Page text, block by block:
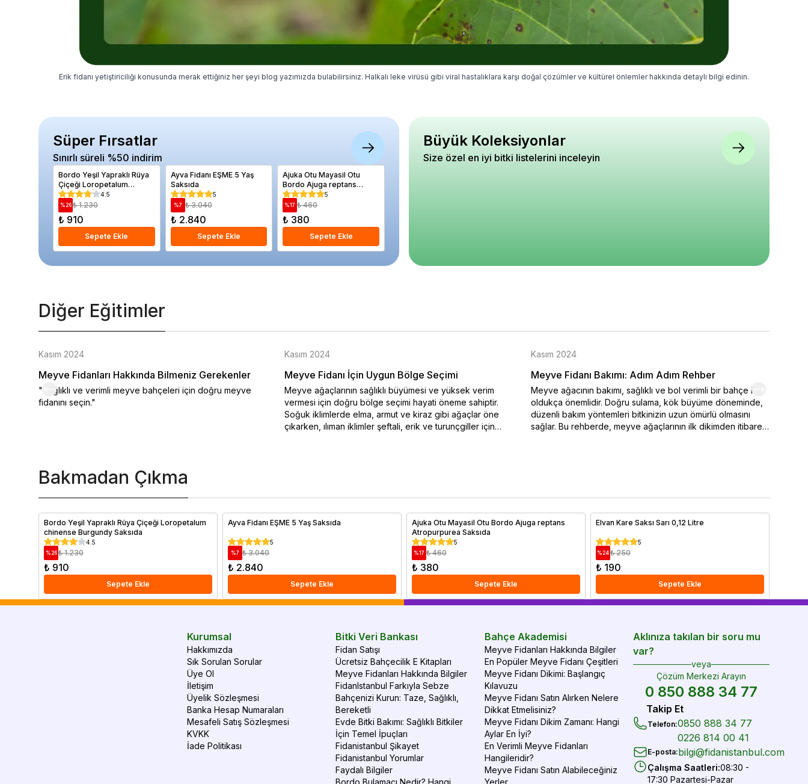
Erik fidanı yetiştiriciliği konusunda merak ettiğiniz her şeyi blog yazımızda bulabilirsiniz. Halkalı leke virüsü gibi viral hastalıklara karşı doğal çözümler ve kültürel önlemler hakkında detaylı bilgi edinin.
Süper Fırsatlar
Sınırlı süreli %50 indirim
Bordo Yeşil Yapraklı Rüya
Çiçeği Loropetalum
chinense Burgundy
Saksıda
4.5
% 26 ₺ 1.230
₺ 910
Sepete Ekle
Ayva Fidanı EŞME 5 Yaş
Saksıda
5
%7 ₺ 3.040
₺ 2.840
Sepete Ekle
Ajuka Otu Mayasil Otu
Bordo Ajuga reptans
Atropurpurea Saksıda
5
%17 ₺ 460
₺ 380
Sepete Ekle
Büyük Koleksiyonlar
Size özel en iyi bitki listelerini inceleyin
Diğer Eğitimler
Kasım 2024
Meyve Fidanları Hakkında Bilmeniz Gerekenler
"Sağlıklı ve verimli meyve bahçeleri için doğru meyve
fidanını seçin."
Kasım 2024
Meyve Fidanı İçin Uygun Bölge Seçimi
Meyve ağaçlarının sağlıklı büyümesi ve yüksek verim
vermesi için doğru bölge seçimi hayati öneme sahiptir.
Soğuk iklimlerde elma, armut ve kiraz gibi ağaçlar öne
çıkarken, ılıman iklimler şeftali, erik ve turunçgiller için
verimli ve sağlıklı meyve hasadı elde edebilirsiniz.
Kasım 2024
Meyve Fidanı Bakımı: Adım Adım Rehber
Meyve ağacının bakımı, sağlıklı ve bol verimli bir bahçe için
oldukça önemlidir. Doğru sulama, kök büyüme döneminde,
düzenli bakım yöntemleri bitkinizin uzun ömürlü olmasını
sağlar. Bu rehberde, meyve ağaçlarının ilk dikimden itibaren
almak için ipuçlarımızı hemen bitiriyoruz!
Bakmadan Çıkma
Bordo Yeşil Yapraklı Rüya Çiçeği Loropetalum
chinense Burgundy Saksıda
4.5
% 26 ₺ 1.230
₺ 910
Sepete Ekle
Ayva Fidanı EŞME 5 Yaş Saksıda
5
%7 ₺ 3.040
₺ 2.840
Sepete Ekle
Ajuka Otu Mayasil Otu Bordo Ajuga reptans
Atropurpurea Saksıda
5
%17 ₺ 460
₺ 380
Sepete Ekle
Elvan Kare Saksı Sarı 0,12 Litre
5
% 24 ₺ 250
₺ 190
Sepete Ekle
Kurumsal
Hakkımızda
Sık Sorulan Sorular
Üye Ol
İletişim
Üyelik Sözleşmesi
Banka Hesap Numaraları
Mesafeli Satış Sözleşmesi
KVKK
İade Politikası
Bitki Veri Bankası
Fidan Satışı
Ücretsiz Bahçecilik E Kitapları
Meyve Fidanları Hakkında Bilgiler
FidanIstanbul Farkıyla Sebze
Bahçenizi Kurun: Taze, Sağlıklı,
Bereketli
Evde Bitki Bakımı: Sağlıklı Bitkiler
İçin Temel İpuçları
Fidanistanbul Şikayet
Fidanistanbul Yorumlar
Faydalı Bilgiler
Bordo Bulamacı Nedir? Hangi
Bahçe Akademisi
Meyve Fidanları Hakkında Bilgiler
En Popüler Meyve Fidanı Çeşitleri
Meyve Fidanı Dikimi: Başlangıç
Kılavuzu
Meyve Fidanı Satın Alırken Nelere
Dikkat Etmelisiniz?
Meyve Fidanı Dikim Zamanı: Hangi
Aylar En İyi?
En Verimli Meyve Fidanları
Hangileridir?
Meyve Fidanı Satın Alabileceğiniz
Yerler
Aklınıza takılan bir soru mu
var?
veya
Çözüm Merkezi Arayın
0 850 888 34 77
Takip Et
Telefon:0850 888 34 77
0226 814 00 41
E-posta:bilgi@fidanistanbul.com
Çalışma Saatleri:08:30 -
17:30 Pazartesi-Pazar